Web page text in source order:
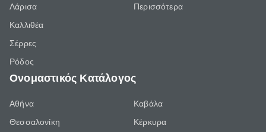
Λάρισα
Καλλιθέα
Σέρρες
Ρόδος
Περισσότερα
Ονομαστικός Κατάλογος
Αθήνα
Θεσσαλονίκη
Καβάλα
Κέρκυρα